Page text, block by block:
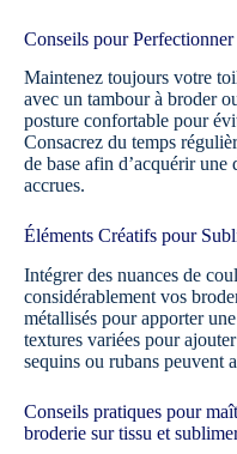
Conseils pour
Maintenez toujours votre
avec un tambour à broder
posture confortable pour
Consacrez du temps
de base afin d’acquérir
accrues.
Éléments Créatifs pour
Intégrer des nuances de
considérablement vos
métallisés pour apporter
textures variées pour
sequins ou rubans peuvent
Conseils pratiques pour
broderie sur tissu et